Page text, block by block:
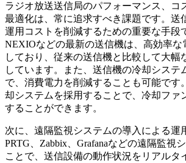
ラジオ放送送信局のパフォーマンス、コ
最適化は、常に追求すべき課題です。送
運用コストを削減するための重要な手段
NEXIOなどの最新の送信機は、高効率な
しており、従来の送信機と比較して大幅
しています。また、送信機の冷却システ
で、消費電力を削減することも可能です
却システムを採用することで、冷却ファ
することができます。
次に、遠隔監視システムの導入による運
PRTG、Zabbix、Grafanaなどの遠隔監視
ことで、送信設備の動作状況をリアルタ